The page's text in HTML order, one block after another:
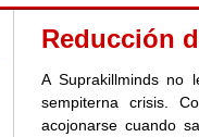
Reducción
A Suprakillminds
sempiterna crisis.
acojonarse cuando